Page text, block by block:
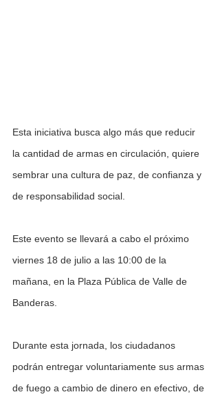
Esta iniciativa busca algo más que reducir
la cantidad de armas en circulación, quiere
sembrar una cultura de paz, de confianza y
de responsabilidad social.
Este evento se llevará a cabo el próximo
viernes 18 de julio a las 10:00 de la
mañana, en la Plaza Pública de Valle de
Banderas.
Durante esta jornada, los ciudadanos
podrán entregar voluntariamente sus armas
de fuego a cambio de dinero en efectivo, de